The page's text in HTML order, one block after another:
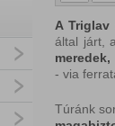
A
által járt,
- via
Túránk